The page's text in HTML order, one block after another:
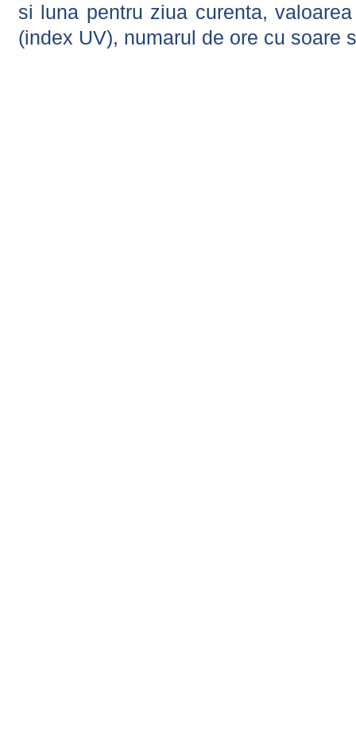
si luna pentru ziua curenta,
(index UV), numarul de ore cu soare